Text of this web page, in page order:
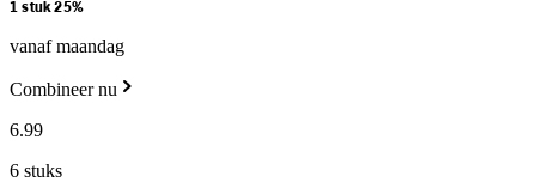
1 stuk 25%
vanaf maandag
Combineer nu
6.99
6 stuks